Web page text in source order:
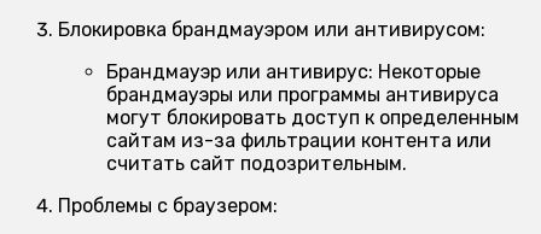
Блокировка брандмауэром или антивирусом:
Брандмауэр или антивирус: Некоторые
брандмауэры или программы антивируса
могут блокировать доступ к определенным
сайтам из-за фильтрации контента или
считать сайт подозрительным.
Проблемы с браузером: